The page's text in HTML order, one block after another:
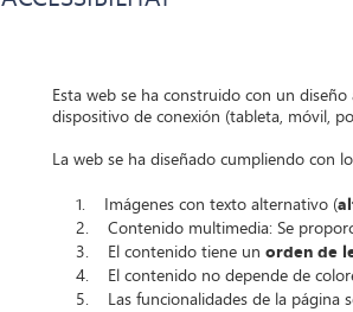
Esta web se ha construido con un
dispositivo de conexión (tableta, móvil,
La web se ha diseñado cumpliendo con
1. Imágenes con texto alternativo (
2. Contenido multimedia: Se
3. El contenido tiene un orden de
4. El contenido no depende de
5. Las funcionalidades de la página